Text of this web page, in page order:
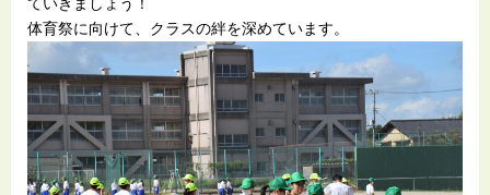
体育祭に向けて、クラスの絆を深めています。